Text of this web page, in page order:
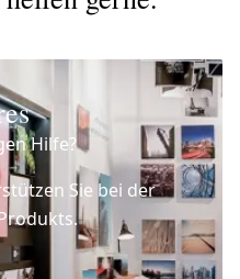
Hilfe?
Sie bei der